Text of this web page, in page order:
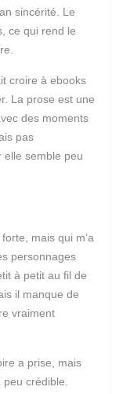
sincérité. Le
ce qui rend le
croire à ebooks
La prose est une
des moments
pas
elle semble peu
mais qui m’a
personnages
à petit au fil de
il manque de
vraiment
a prise, mais
crédible.